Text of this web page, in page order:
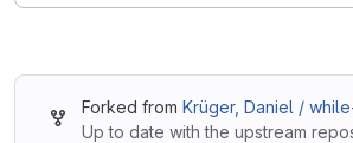
Forked from Krüger, Daniel /
Up to date with the upstream